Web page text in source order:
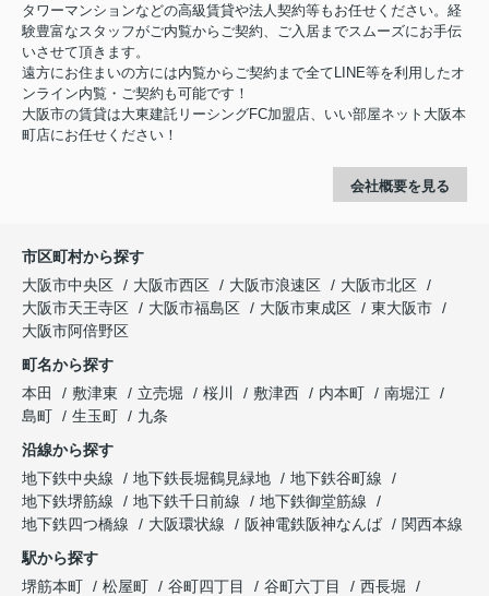
タワーマンションなどの高級賃貸や法人契約等もお任せください。経
験豊富なスタッフがご内覧からご契約、ご入居までスムーズにお手伝
いさせて頂きます。
遠方にお住まいの方には内覧からご契約まで全てLINE等を利用したオ
ンライン内覧・ご契約も可能です！
大阪市の賃貸は大東建託リーシングFC加盟店、いい部屋ネット大阪本
町店にお任せください！
会社概要を見る
市区町村から探す
大阪市中央区
大阪市西区 大阪市浪速区
大阪市北区
大阪市天王寺区
大阪市福島区 大阪市東成区
東大阪市
大阪市阿倍野区
町名から探す
本田
敷津東 立売堀 桜川 敷津西 内本町
南堀江
島町
生玉町
九条
沿線から探す
地下鉄中央線
地下鉄長堀鶴見緑地
地下鉄谷町線
地下鉄堺筋線
地下鉄千日前線
地下鉄御堂筋線
地下鉄四つ橋線
大阪環状線 阪神電鉄阪神なんば
関西本線
駅から探す
堺筋本町
松屋町 谷町四丁目 谷町六丁目
西長堀